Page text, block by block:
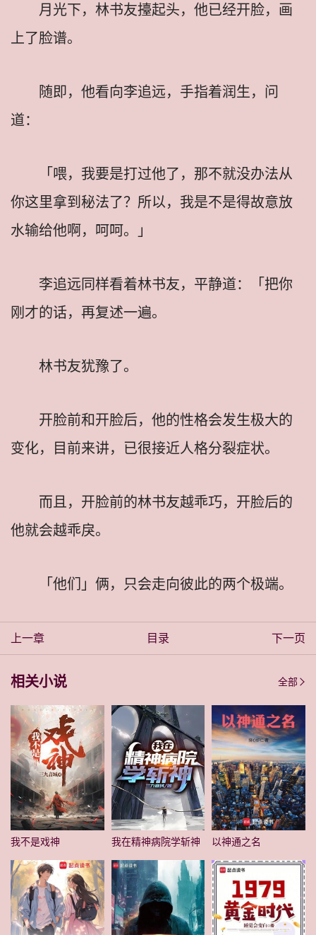
月光下，林书友擡起头，他已经开脸，画
上了脸谱。
随即，他看向李追远，手指着润生，问
道：
「喂，我要是打过他了，那不就没办法从
你这里拿到秘法了？所以，我是不是得故意放
水输给他啊，呵呵。」
李追远同样看着林书友，平静道：「把你
刚才的话，再复述一遍。
林书友犹豫了。
开脸前和开脸后，他的性格会发生极大的
变化，目前来讲，已很接近人格分裂症状。
而且，开脸前的林书友越乖巧，开脸后的
他就会越乖戾。
「他们」俩，只会走向彼此的两个极端。
上一章 目录 下一页
相关小说 全部
我不是戏神 我在精神病院学斩神 以神通之名